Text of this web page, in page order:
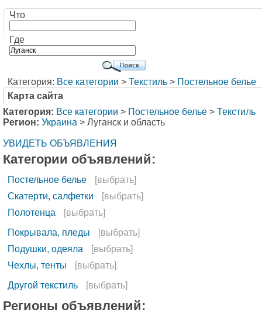
Что
Где
Категория: Все категории > Текстиль > Постельное белье
Карта сайта
Категория: Все категории > Постельное белье > Текстиль
Регион: Украина > Луганск и область
УВИДЕТЬ ОБЪЯВЛЕНИЯ
Категории объявлений:
Постельное белье
[выбрать]
Скатерти, салфетки
[выбрать]
Полотенца
[выбрать]
Покрывала, пледы
[выбрать]
Подушки, одеяла
[выбрать]
Чехлы, тенты
[выбрать]
Другой текстиль
[выбрать]
Регионы объявлений: